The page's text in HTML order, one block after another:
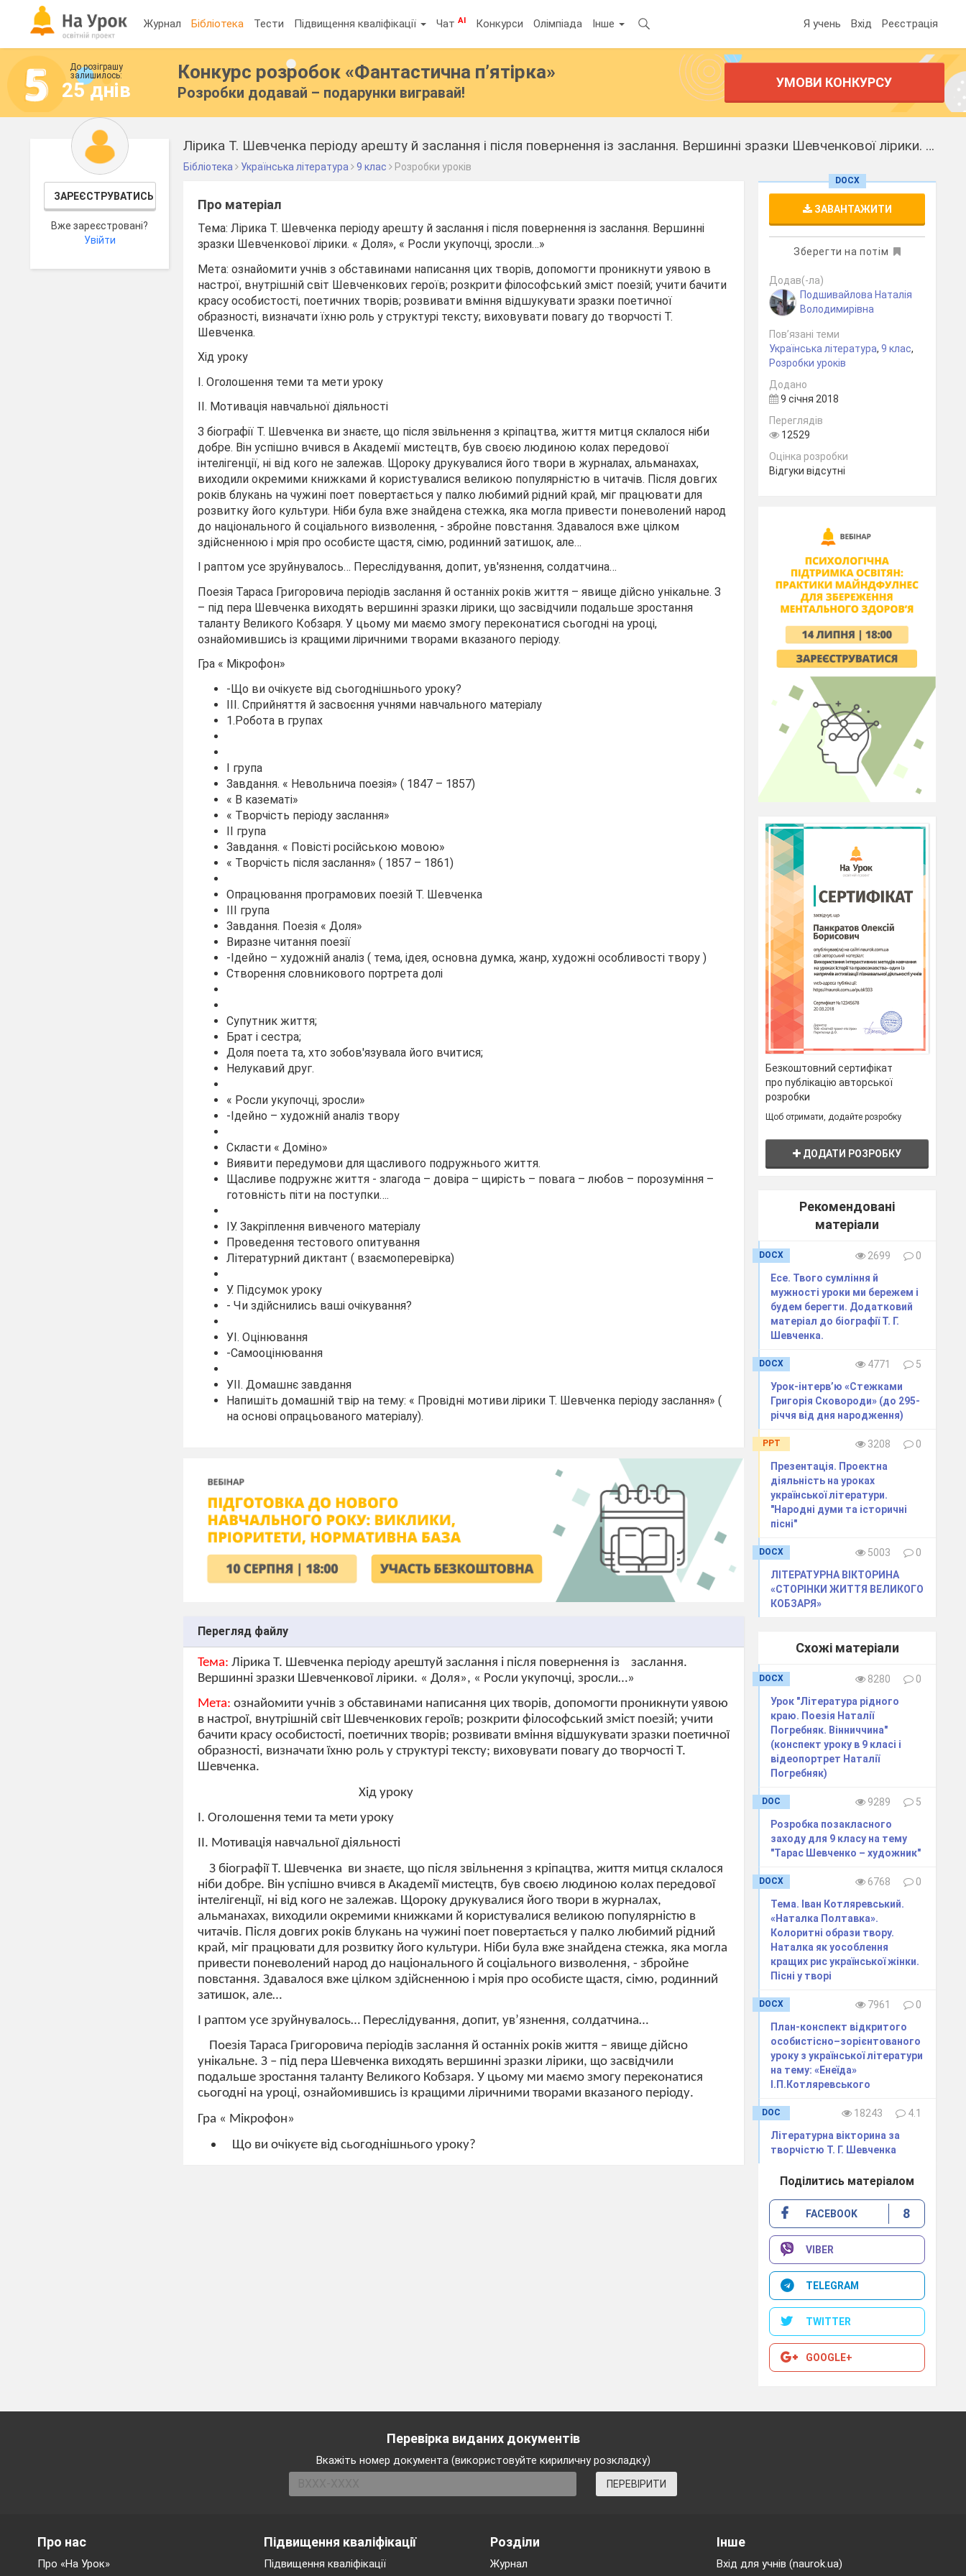
Журнал Бібліотека Тести Підвищення кваліфікації ЧатAI Конкурси Олімпіада Інше Я учень Вхід Реєстрація
До розіграшу
залишилось:
25 днів
Конкурс розробок «Фантастична п’ятірка»
Розробки додавай – подарунки вигравай!
УМОВИ КОНКУРСУ
ЗАРЕЄСТРУВАТИСЬ
Вже зареєстровані?
Увійти
Лірика Т. Шевченка періоду арешту й заслання і після повернення із заслання. Вершинні зразки Шевченкової лірики. « Доля», « Росли укупочці, зросли…»
Бібліотека Українська література 9 клас Розробки уроків
Про матеріал
Тема: Лірика Т. Шевченка періоду арешту й заслання і після повернення із заслання. Вершинні
зразки Шевченкової лірики. « Доля», « Росли укупочці, зросли…»
Мета: ознайомити учнів з обставинами написання цих творів, допомогти проникнути уявою в
настрої, внутрішній світ Шевченкових героїв; розкрити філософський зміст поезій; учити бачити
красу особистості, поетичних творів; розвивати вміння відшукувати зразки поетичної
образності, визначати їхню роль у структурі тексту; виховувати повагу до творчості Т.
Шевченка.
Хід уроку
І. Оголошення теми та мети уроку
ІІ. Мотивація навчальної діяльності
З біографії Т. Шевченка ви знаєте, що після звільнення з кріпацтва, життя митця склалося ніби
добре. Він успішно вчився в Академії мистецтв, був своєю людиною колах передової
інтелігенції, ні від кого не залежав. Щороку друкувалися його твори в журналах, альманахах,
виходили окремими книжками й користувалися великою популярністю в читачів. Після довгих
років блукань на чужині поет повертається у палко любимий рідний край, міг працювати для
розвитку його культури. Ніби була вже знайдена стежка, яка могла привести поневолений народ
до національного й соціального визволення, - збройне повстання. Здавалося вже цілком
здійсненною і мрія про особисте щастя, сімю, родинний затишок, але…
І раптом усе зруйнувалось… Переслідування, допит, ув'язнення, солдатчина…
Поезія Тараса Григоровича періодів заслання й останніх років життя – явище дійсно унікальне. З
– під пера Шевченка виходять вершинні зразки лірики, що засвідчили подальше зростання
таланту Великого Кобзаря. У цьому ми маємо змогу переконатися сьогодні на уроці,
ознайомившись із кращими ліричними творами вказаного періоду.
Гра « Мікрофон»
-Що ви очікуєте від сьогоднішнього уроку?
ІІІ. Сприйняття й засвоєння учнями навчального матеріалу
1.Робота в групах
І група
Завдання. « Невольнича поезія» ( 1847 – 1857)
« В казематі»
« Творчість періоду заслання»
ІІ група
Завдання. « Повісті російською мовою»
« Творчість після заслання» ( 1857 – 1861)
Опрацювання програмових поезій Т. Шевченка
ІІІ група
Завдання. Поезія « Доля»
Виразне читання поезії
-Ідейно – художній аналіз ( тема, ідея, основна думка, жанр, художні особливості твору )
Створення словникового портрета долі
Супутник життя;
Брат і сестра;
Доля поета та, хто зобов'язувала його вчитися;
Нелукавий друг.
« Росли укупочці, зросли»
-Ідейно – художній аналіз твору
Скласти « Доміно»
Виявити передумови для щасливого подружнього життя.
Щасливе подружнє життя - злагода – довіра – щирість – повага – любов – порозуміння –
готовність піти на поступки….
ІУ. Закріплення вивченого матеріалу
Проведення тестового опитування
Літературний диктант ( взаємоперевірка)
У. Підсумок уроку
- Чи здійснились ваші очікування?
УІ. Оцінювання
-Самооцінювання
УІІ. Домашнє завдання
Напишіть домашній твір на тему: « Провідні мотиви лірики Т. Шевченка періоду заслання» (
на основі опрацьованого матеріалу).
Перегляд файлу
Тема:Лірика Т. Шевченка періоду арештуй заслання і після повернення із
заслання.
Вершинні зразки Шевченкової лірики. « Доля», « Росли укупочці, зросли…»
Мета:ознайомити учнів з обставинами написання цих творів, допомогти проникнути уявою
в настрої, внутрішній світ Шевченкових героїв; розкрити філософський зміст поезій; учити
бачити красу особистості, поетичних творів; розвивати вміння відшукувати зразки поетичної
образності, визначати їхню роль у структурі тексту; виховувати повагу до творчості Т.
Шевченка.
Хід уроку
І. Оголошення теми та мети уроку
ІІ. Мотивація навчальної діяльності
З біографії Т. Шевченка ви знаєте, що після звільнення з кріпацтва, життя митця склалося
ніби добре. Він успішно вчився в Академії мистецтв, був своєю людиною колах передової
інтелігенції, ні від кого не залежав. Щороку друкувалися його твори в журналах,
альманахах, виходили окремими книжками й користувалися великою популярністю в
читачів. Після довгих років блукань на чужині поет повертається у палко любимий рідний
край, міг працювати для розвитку його культури. Ніби була вже знайдена стежка, яка могла
привести поневолений народ до національного й соціального визволення, - збройне
повстання. Здавалося вже цілком здійсненною і мрія про особисте щастя, сімю, родинний
затишок, але…
І раптом усе зруйнувалось… Переслідування, допит, ув’язнення, солдатчина…
Поезія Тараса Григоровича періодів заслання й останніх років життя – явище дійсно
унікальне. З – під пера Шевченка виходять вершинні зразки лірики, що засвідчили
подальше зростання таланту Великого Кобзаря. У цьому ми маємо змогу переконатися
сьогодні на уроці, ознайомившись із кращими ліричними творами вказаного періоду.
Гра « Мікрофон»
Що ви очікуєте від сьогоднішнього уроку?
Ідейно – художній аналіз ( тема, ідея, основна думка, жанр, художні особливості
Створення словникового портрета долі
Супутник життя;
Нелукавий друг.
« Росли укупочці, зросли»
DOCX
ЗАВАНТАЖИТИ
Зберегти на потім
Додав(-ла)
Подшивайлова Наталія
Володимирівна
Пов’язані теми
Українська література,9 клас,
Розробки уроків
Додано
9 січня 2018
Переглядів
12529
Оцінка розробки
Відгуки відсутні
Безкоштовний сертифікат
про публікацію авторської
розробки
Щоб отримати, додайте розробку
ДОДАТИ РОЗРОБКУ
Рекомендовані
матеріали
DOCX 2699
0
Есе. Твого сумління й
мужності уроки ми бережем і
будем берегти. Додатковий
матеріал до біографії Т. Г.
Шевченка.
DOCX 4771
5
Урок-інтерв’ю «Стежками
Григорія Сковороди» (до 295-
річчя від дня народження)
PPT 3208
0
Презентація. Проектна
діяльність на уроках
української літератури.
"Народні думи та історичні
пісні"
DOCX 5003
0
ЛІТЕРАТУРНА ВІКТОРИНА
«СТОРІНКИ ЖИТТЯ ВЕЛИКОГО
КОБЗАРЯ»
Схожі матеріали
DOCX 8280
0
Урок "Література рідного
краю. Поезія Наталії
Погребняк. Вінниччина"
(конспект уроку в 9 класі і
відеопортрет Наталії
Погребняк)
DOC 9289
5
Розробка позакласного
заходу для 9 класу на тему
"Тарас Шевченко – художник"
DOCX 6768
0
Тема. Іван Котляревський.
«Наталка Полтавка».
Колоритні образи твору.
Наталка як уособлення
кращих рис української жінки.
Пісні у творі
DOCX 7961
0
План-конспект відкритого
особистісно–зорієнтованого
уроку з української літератури
на тему: «Енеїда»
І.П.Котляревського
DOC 18243
4.1
Літературна вікторина за
творчістю Т. Г. Шевченка
Поділитись матеріалом
FACEBOOK 8
VIBER
TELEGRAM
TWITTER
GOOGLE+
Перевірка виданих документів
Вкажіть номер документа (використовуйте кириличну розкладку)
ПЕРЕВІРИТИ
Підвищення кваліфікації
Підвищення кваліфікації
Розділи
Журнал
Про нас
Про «На Урок»
Інше
Вхід для учнів (naurok.ua)